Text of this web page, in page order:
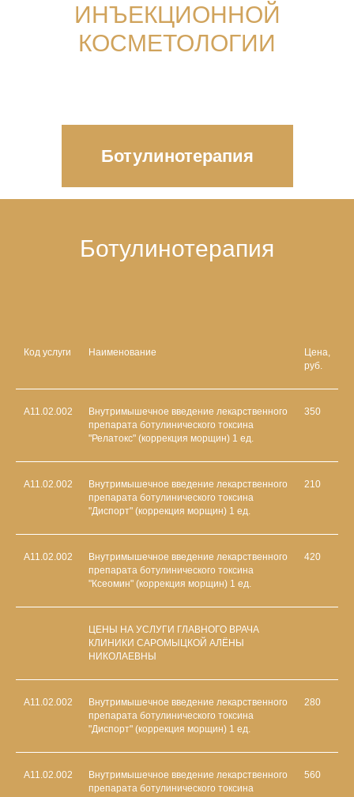
ИНЪЕКЦИОННОЙ
КОСМЕТОЛОГИИ
Ботулинотерапия
Ботулинотерапия
Код услуги Наименование
Цена,
руб.
А11.02.002
Внутримышечное введение лекарственного
препарата ботулинического токсина
"Релатокс" (коррекция морщин) 1 ед.
350
A11.02.002
Внутримышечное введение лекарственного
препарата ботулинического токсина
"Диспорт" (коррекция морщин) 1 ед.
210
A11.02.002
Внутримышечное введение лекарственного
препарата ботулинического токсина
"Ксеомин" (коррекция морщин) 1 ед.
420
ЦЕНЫ НА УСЛУГИ ГЛАВНОГО ВРАЧА
КЛИНИКИ САРОМЫЦКОЙ АЛЁНЫ
НИКОЛАЕВНЫ
A11.02.002
Внутримышечное введение лекарственного
препарата ботулинического токсина
"Диспорт" (коррекция морщин) 1 ед.
280
A11.02.002
Внутримышечное введение лекарственного
препарата ботулинического токсина
560